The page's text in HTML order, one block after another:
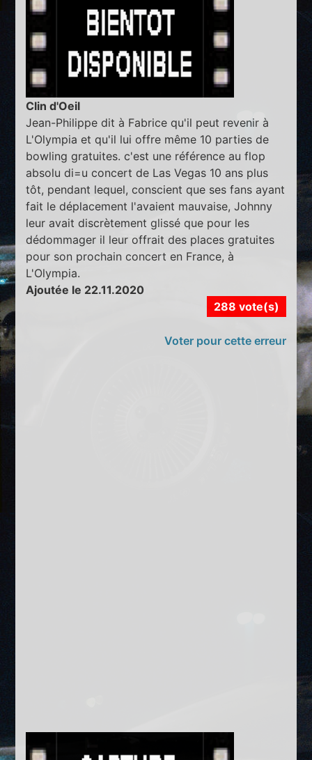
Clin d'Oeil
Jean-Philippe dit à Fabrice qu'il peut revenir à
L'Olympia et qu'il lui offre même 10 parties de
bowling gratuites. c'est une référence au flop
absolu di=u concert de Las Vegas 10 ans plus
tôt, pendant lequel, conscient que ses fans ayant
fait le déplacement l'avaient mauvaise, Johnny
leur avait discrètement glissé que pour les
dédommager il leur offrait des places gratuites
pour son prochain concert en France, à
L'Olympia.
Ajoutée le 22.11.2020
288 vote(s)
Voter pour cette erreur